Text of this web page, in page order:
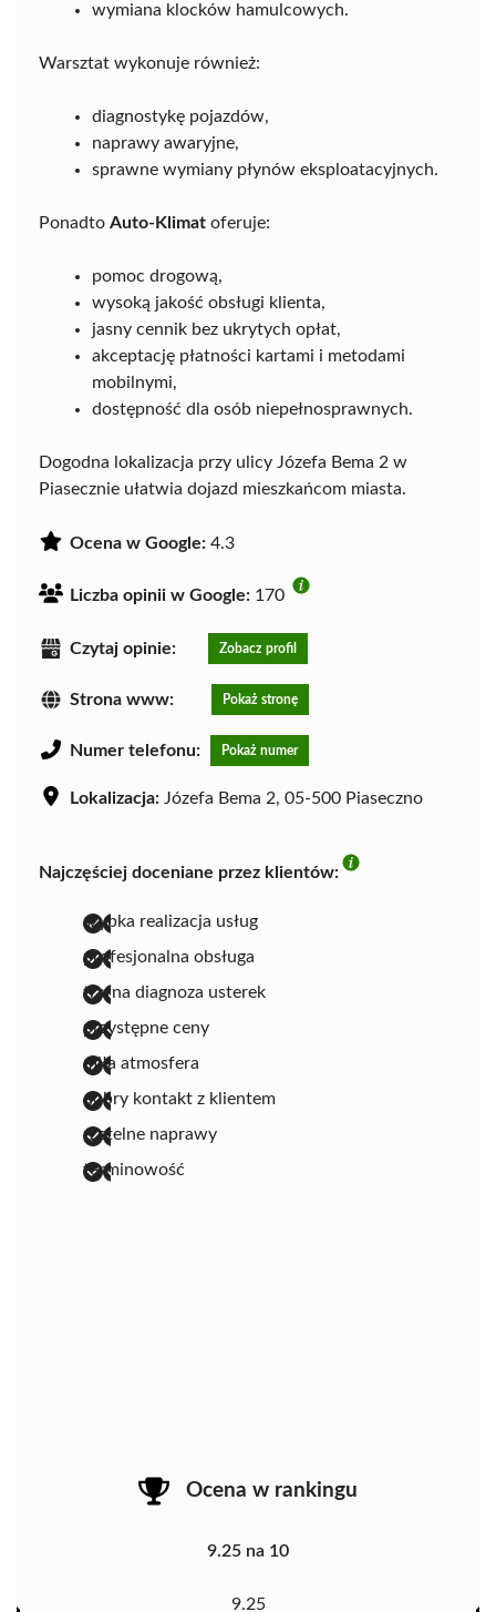
wymiana klocków hamulcowych.
Warsztat wykonuje również:
diagnostykę pojazdów,
naprawy awaryjne,
sprawne wymiany płynów eksploatacyjnych.
Ponadto Auto-Klimat oferuje:
pomoc drogową,
wysoką jakość obsługi klienta,
jasny cennik bez ukrytych opłat,
akceptację płatności kartami i metodami
mobilnymi,
dostępność dla osób niepełnosprawnych.
Dogodna lokalizacja przy ulicy Józefa Bema 2 w
Piasecznie ułatwia dojazd mieszkańcom miasta.
Ocena w Google: 4.3
Liczba opinii w Google: 170
Czytaj opinie: Zobacz profil
Strona www: Pokaż stronę
Numer telefonu: Pokaż numer
Lokalizacja: Józefa Bema 2, 05-500 Piaseczno
Najczęściej doceniane przez klientów:
szybka realizacja usług
profesjonalna obsługa
trafna diagnoza usterek
przystępne ceny
miła atmosfera
dobry kontakt z klientem
rzetelne naprawy
terminowość
Ocena w rankingu
9.25 na 10
9.25